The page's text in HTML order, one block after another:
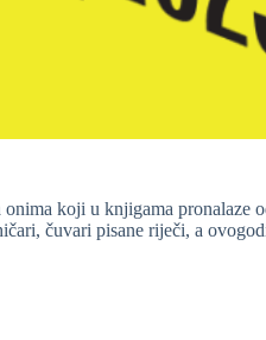
koji u knjigama pronalaze
čuvari pisane riječi, a